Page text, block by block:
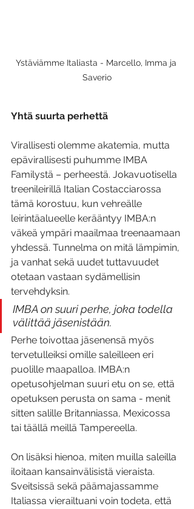
Ystäviämme Italiasta - Marcello, Imma ja
Saverio
Yhtä suurta perhettä
Virallisesti olemme akatemia, mutta
epävirallisesti puhumme IMBA
Familystä – perheestä. Jokavuotisella
treenileirillä Italian Costacciarossa
tämä korostuu, kun vehreälle
leirintäalueelle kerääntyy IMBA:n
väkeä ympäri maailmaa treenaamaan
yhdessä. Tunnelma on mitä lämpimin,
ja vanhat sekä uudet tuttavuudet
otetaan vastaan sydämellisin
tervehdyksin.
IMBA on suuri perhe, joka todella
välittää jäsenistään.
Perhe toivottaa jäsenensä myös
tervetulleiksi omille saleilleen eri
puolille maapalloa. IMBA:n
opetusohjelman suuri etu on se, että
opetuksen perusta on sama - menit
sitten salille Britanniassa, Mexicossa
tai täällä meillä Tampereella.
On lisäksi hienoa, miten muilla saleilla
iloitaan kansainvälisistä vieraista.
Sveitsissä sekä päämajassamme
Italiassa vierailtuani voin todeta, että